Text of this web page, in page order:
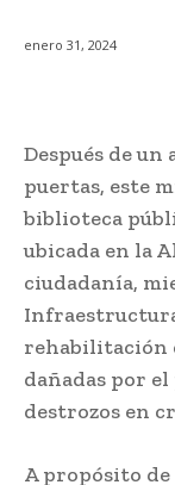
enero 31, 2024
Después de
puertas, este
biblioteca
ubicada en la
ciudadanía,
rehabilitación
dañadas por
destrozos en
A propósito